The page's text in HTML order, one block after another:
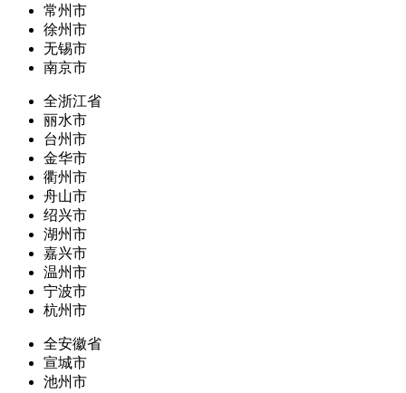
常州市
徐州市
无锡市
南京市
全浙江省
丽水市
台州市
金华市
衢州市
舟山市
绍兴市
湖州市
嘉兴市
温州市
宁波市
杭州市
全安徽省
宣城市
池州市